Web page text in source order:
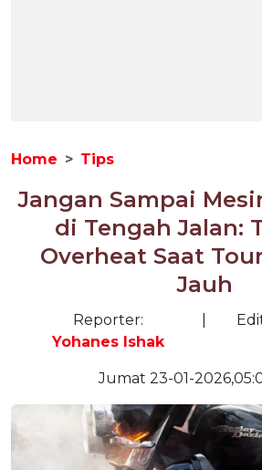
Home Tips
Jangan Sampai
di Tengah Jalan:
Overheat Saat
Jauh
Reporter:
Yohanes Ishak
Jumat 23-01-